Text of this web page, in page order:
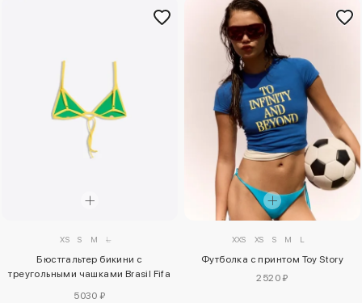
XS S M L
Бюстгальтер бикини с
треугольными чашками Brasil Fifa
5030 ₽
XXS XS S M L
Футболка с принтом Toy Story
2520 ₽